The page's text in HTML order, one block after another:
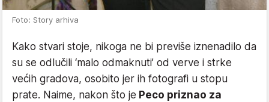
Foto: Story arhiva
Kako stvari stoje, nikoga ne bi previše iznenadilo da
su se odlučili ‘malo odmaknuti’ od verve i strke
većih gradova, osobito jer ih fotografi u stopu
prate. Naime, nakon što je Peco priznao za